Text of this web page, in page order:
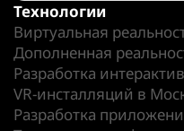
Технологии
Виртуальная
Дополненная
Разработка
VR-инсталляций в
Разработка